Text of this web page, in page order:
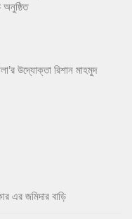
অনুষ্ঠিত
উদ্যোক্তা রিশান মাহমুদ
এর জমিদার বাড়ি